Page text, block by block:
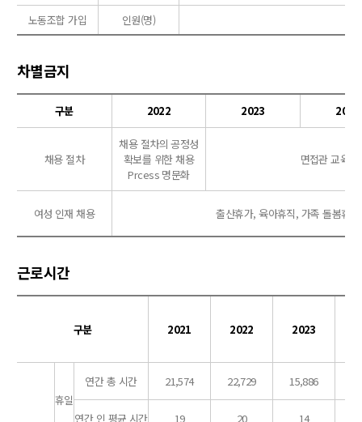
노동조합 가입
인원(명)
차별금지
구분 2022 2023 2024
채용 절차
채용 절차의 공정성
확보를 위한 채용
Prcess 명문화
면접관 교육
여성 인재 채용 출산휴가, 육아휴직, 가족 돌봄휴
근로시간
구분 2021 2022 2023
휴일
연간 총 시간 21,574 22,729 15,886
연간 인 평균 시간 19 20 14